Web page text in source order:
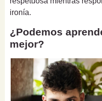
ironía.
¿Podemos
mejor?